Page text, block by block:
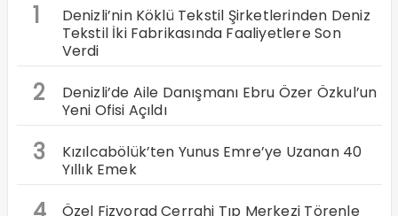
1
Denizli’nin Köklü Tekstil Şirketlerinden Deniz
Tekstil İki Fabrikasında Faaliyetlere Son
Verdi
2
Denizli’de Aile Danışmanı Ebru Özer Özkul’un
Yeni Ofisi Açıldı
3
Kızılcabölük’ten Yunus Emre’ye Uzanan 40
Yıllık Emek
Özel Fizyorad Cerrahi Tıp Merkezi Törenle